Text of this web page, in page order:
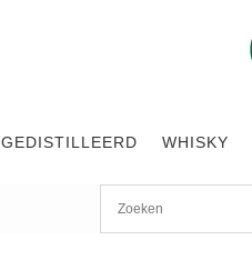
GEDISTILLEERD WHISKY